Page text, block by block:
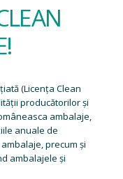
(Licența Clean
producătorilor și
ambalaje,
anuale de
precum și
ambalajele și